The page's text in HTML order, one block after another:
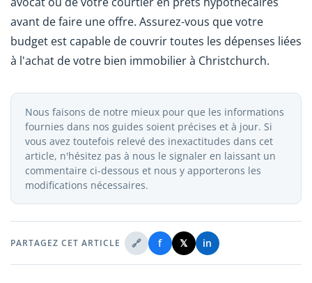
avant de faire une offre. Assurez-vous que votre
budget est capable de couvrir toutes les dépenses liées
à l'achat de votre bien immobilier à Christchurch.
Nous faisons de notre mieux pour que les informations
fournies dans nos guides soient précises et à jour. Si
vous avez toutefois relevé des inexactitudes dans cet
article, n'hésitez pas à nous le signaler en laissant un
commentaire ci-dessous et nous y apporterons les
modifications nécessaires.
PARTAGEZ CET ARTICLE 🔗 f 𝕏 in